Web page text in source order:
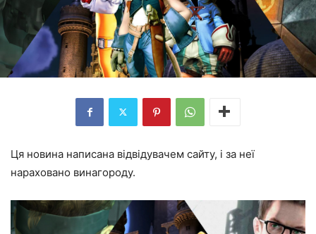
Ця новина написана відвідувачем сайту, і за неї
нараховано винагороду.